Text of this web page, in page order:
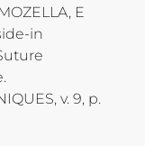
E
in
v. 9, p.